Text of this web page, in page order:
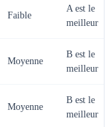
Faible
A est le
meilleur
Moyenne
B est le
meilleur
Moyenne
B est le
meilleur